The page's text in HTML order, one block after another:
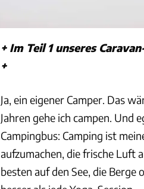
+ Im Teil 1 unseres
+
Ja, ein eigener Camper. Das
Jahren gehe ich campen. Und
Campingbus: Camping ist
aufzumachen, die frische Luft
besten auf den See, die Berge